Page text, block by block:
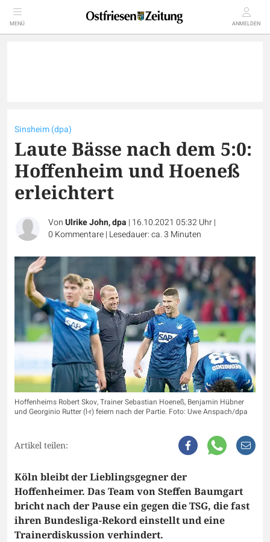
MENÜ ANMELDEN
Sinsheim (dpa)
Laute Bässe nach dem 5:0:
Hoffenheim und Hoeneß
erleichtert
VonUlrike John, dpa | 16.10.2021 05:32 Uhr|
0 Kommentare| Lesedauer: ca. 3 Minuten
Hoffenheims Robert Skov, Trainer Sebastian Hoeneß, Benjamin Hübner
und Georginio Rutter (l-r) feiern nach der Partie. Foto: Uwe Anspach/dpa
Artikel teilen:
Köln bleibt der Lieblingsgegner der
Hoffenheimer. Das Team von Steffen Baumgart
bricht nach der Pause ein gegen die TSG, die fast
ihren Bundesliga-Rekord einstellt und eine
Trainerdiskussion verhindert.